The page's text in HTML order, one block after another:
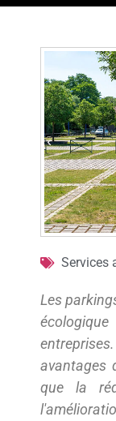
Services
Les
avantages
que la